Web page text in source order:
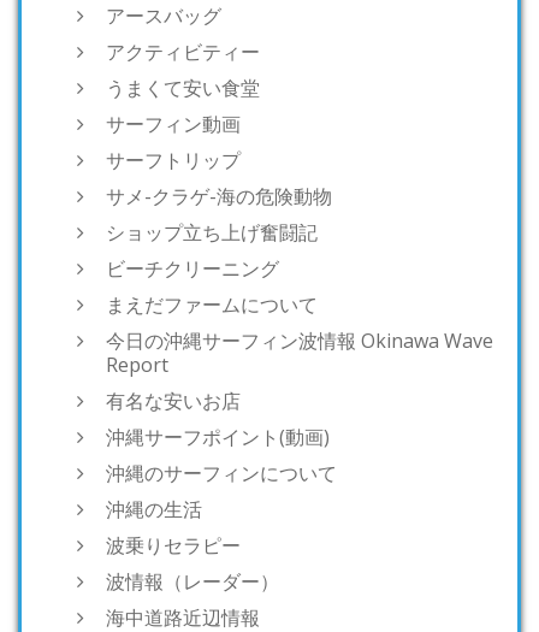
アースバッグ
アクティビティー
うまくて安い食堂
サーフィン動画
サーフトリップ
サメ-クラゲ-海の危険動物
ショップ立ち上げ奮闘記
ビーチクリーニング
まえだファームについて
今日の沖縄サーフィン波情報 Okinawa Wave
Report
有名な安いお店
沖縄サーフポイント(動画)
沖縄のサーフィンについて
沖縄の生活
波乗りセラピー
波情報（レーダー）
海中道路近辺情報